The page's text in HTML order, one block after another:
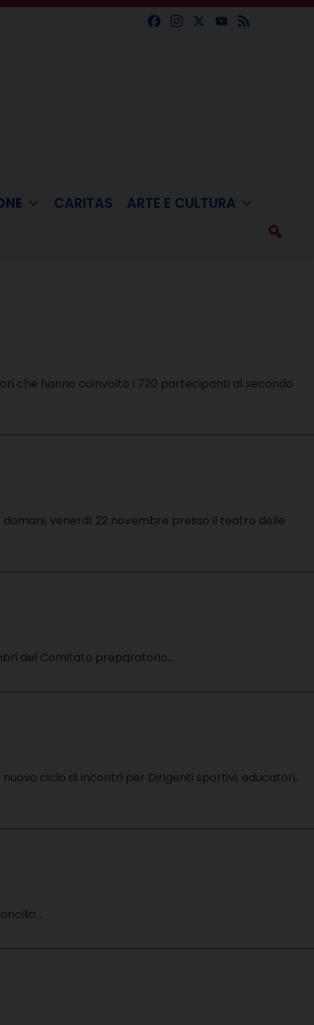
Facebook
Instagram
X YouTube
Feed
CARITAS
ARTE E CULTURA
che hanno coinvolto i 720 partecipanti al secondo
domani, venerdì 22 novembre presso il teatro delle
del Comitato preparatorio…
ciclo di incontri per Dirigenti sportivi, educatori,